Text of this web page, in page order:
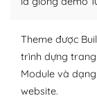
Plugin mở rộng
WordPress để
nhiều plugin
Theme được
trình dựng
Module và
website.